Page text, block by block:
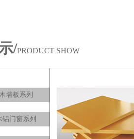
/PRODUCT SHOW
墙板系列
门窗系列